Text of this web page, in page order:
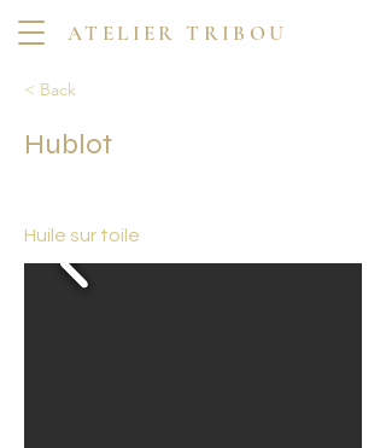
ATELIER TRIBOU
< Back
Hublot
Huile sur toile